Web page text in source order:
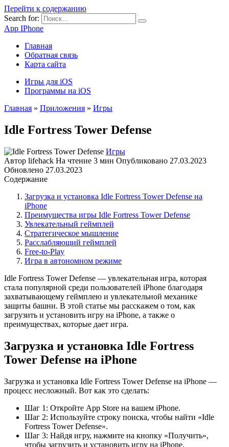
Перейти к содержанию
Search for:
App IPhone
Главная
Обратная связь
Карта сайта
Игры для iOS
Программы на iOS
Главная » Приложения » Игры
Idle Fortress Tower Defense
Игры
Автор lifehack На чтение 3 мин Опубликовано 27.03.2023
Обновлено 27.03.2023
Содержание
Загрузка и установка Idle Fortress Tower Defense на
iPhone
Преимущества игры Idle Fortress Tower Defense
Увлекательный геймплей
Стратегическое мышление
Расслабляющий геймплей
Free-to-Play
Игра в автономном режиме
Idle Fortress Tower Defense — увлекательная игра, которая
стала популярной среди пользователей iPhone благодаря
захватывающему геймплею и увлекательной механике
защиты башни. В этой статье мы расскажем о том, как
загрузить и установить игру на iPhone, а также о
преимуществах, которые дает игра.
Загрузка и установка Idle Fortress
Tower Defense на iPhone
Загрузка и установка Idle Fortress Tower Defense на iPhone —
процесс несложный. Вот как это сделать:
Шаг 1: Откройте App Store на вашем iPhone.
Шаг 2: Используйте строку поиска, чтобы найти «Idle
Fortress Tower Defense».
Шаг 3: Найдя игру, нажмите на кнопку «Получить»,
чтобы загрузить и установить игру на iPhone.